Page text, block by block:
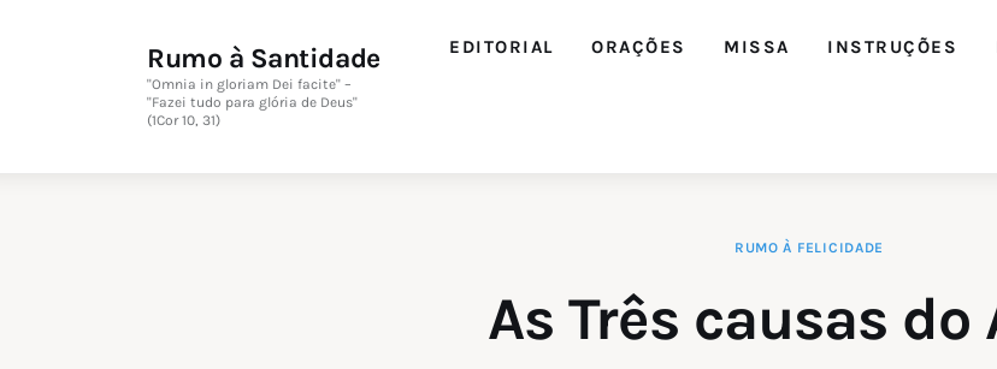
Rumo à Santidade
"Omnia in gloriam Dei facite" –
"Fazei tudo para glória de Deus"
(1Cor 10, 31)
EDITORIAL ORAÇÕES MISSA INSTRUÇÕES
Editorial
RUMO À FELICIDADE
As Três causas do